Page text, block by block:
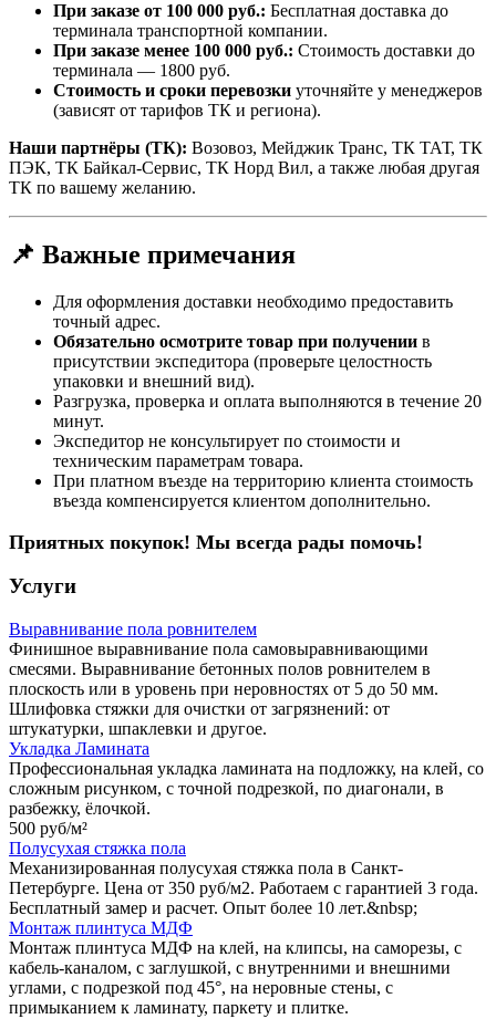
При заказе от 100 000 руб.: Бесплатная доставка до
терминала транспортной компании.
При заказе менее 100 000 руб.: Стоимость доставки до
терминала — 1800 руб.
Стоимость и сроки перевозки уточняйте у менеджеров
(зависят от тарифов ТК и региона).
Наши партнёры (ТК): Возовоз, Мейджик Транс, ТК ТАТ, ТК
ПЭК, ТК Байкал-Сервис, ТК Норд Вил, а также любая другая
ТК по вашему желанию.
📌 Важные примечания
Для оформления доставки необходимо предоставить
точный адрес.
Обязательно осмотрите товар при получении в
присутствии экспедитора (проверьте целостность
упаковки и внешний вид).
Разгрузка, проверка и оплата выполняются в течение 20
минут.
Экспедитор не консультирует по стоимости и
техническим параметрам товара.
При платном въезде на территорию клиента стоимость
въезда компенсируется клиентом дополнительно.
Приятных покупок! Мы всегда рады помочь!
Услуги
Выравнивание пола ровнителем
Финишное выравнивание пола самовыравнивающими
смесями. Выравнивание бетонных полов ровнителем в
плоскость или в уровень при неровностях от 5 до 50 мм.
Шлифовка стяжки для очистки от загрязнений: от
штукатурки, шпаклевки и другое.
Укладка Ламината
Профессиональная укладка ламината на подложку, на клей, со
сложным рисунком, с точной подрезкой, по диагонали, в
разбежку, ёлочкой.
500 руб/м²
Полусухая стяжка пола
Механизированная полусухая стяжка пола в Санкт-
Петербурге. Цена от 350 руб/м2. Работаем с гарантией 3 года.
Бесплатный замер и расчет. Опыт более 10 лет.&nbsp;
Монтаж плинтуса МДФ
Монтаж плинтуса МДФ на клей, на клипсы, на саморезы, с
кабель-каналом, с заглушкой, с внутренними и внешними
углами, с подрезкой под 45°, на неровные стены, с
примыканием к ламинату, паркету и плитке.